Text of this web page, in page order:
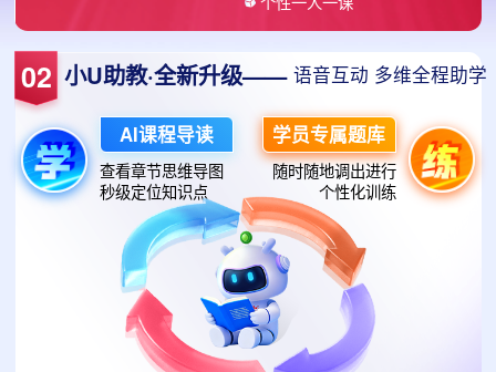
02 小U助教·全新升级—— 语音互动 多维全程助学
AI课程导读
查看章节思维导图
秒级定位知识点
学员专属题库
随时随地调出进行
个性化训练